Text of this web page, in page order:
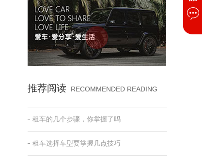
推荐阅读 RECOMMENDED READING
租车的几个步骤，你掌握了吗
租车选择车型要掌握几点技巧